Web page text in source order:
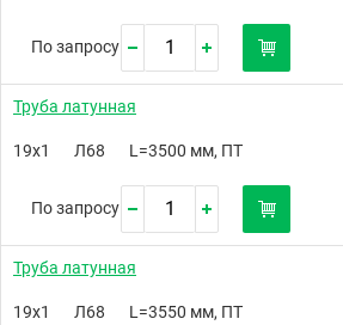
По запросу
Труба латунная
19х1 Л68 L=3500 мм, ПТ
По запросу
Труба латунная
19х1 Л68 L=3550 мм, ПТ